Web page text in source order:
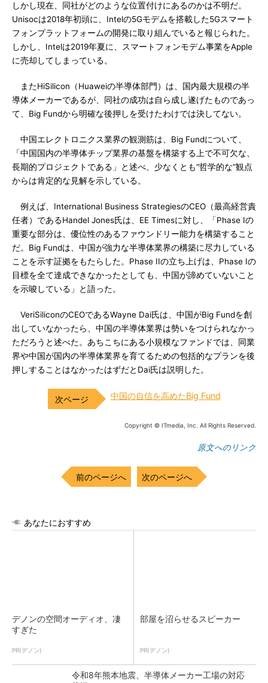
しかし現在、同社がどのような位置付けにあるのかは不明だ。
Unisocは2018年初頭に、Intelの5Gモデムを搭載した5Gスマート
フォンプラットフォームの開発に取り組んでいると報じられた。
しかし、Intelは2019年夏に、スマートフォンモデム事業をApple
に売却してしまっている。
またHiSilicon（Huaweiの半導体部門）は、国内最大規模の半
導体メーカーであるが、同社の成功は自ら成し遂げたものであっ
て、Big Fundから明確な後押しを受けたわけでは決してない。
中国エレクトロニクス業界の観測筋は、Big Fundについて、
「中国国内の半導体チップ業界の基盤を構築する上で不可欠な、
長期的プロジェクトである」と述べ、少なくとも“哲学的な”観点
からは肯定的な見解を示している。
例えば、International Business StrategiesのCEO（最高経営責
任者）であるHandel Jones氏は、EE Timesに対し、「Phase Iの
重要な部分は、優位性のあるファウンドリー能力を構築すること
だ。Big Fundは、中国が強力な半導体業界の構築に尽力している
ことを示す証拠をもたらした。Phase IIの立ち上げは、Phase Iの
目標を全て達成できなかったとしても、中国が諦めていないこと
を示唆している」と語った。
VeriSiliconのCEOであるWayne Dai氏は、中国がBig Fundを創
出していなかったら、中国の半導体業界は勢いをつけられなかっ
ただろうと述べた。あちこちにある小規模なファンドでは、同業
界や中国が国内の半導体業界を育てるための包括的なプランを後
押しすることはなかったはずだとDai氏は説明した。
中国の自信を高めたBig Fund
Copyright © ITmedia, Inc. All Rights Reserved.
原文へのリンク
前のページへ 次のページへ
あなたにおすすめ
デノンの空間オーディオ、凄
すぎた
PR(デノン)
部屋を沼らせるスピーカー
PR(デノン)
令和8年熊本地震、半導体メーカー工場の対応